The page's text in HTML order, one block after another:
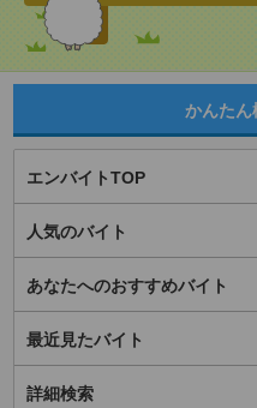
かんたん
エンバイトTOP
人気のバイト
あなたへのおすすめバイト
最近見たバイト
詳細検索